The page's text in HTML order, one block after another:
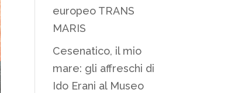
europeo TRANS
MARIS
Cesenatico, il mio
mare: gli affreschi di
Ido Erani al Museo